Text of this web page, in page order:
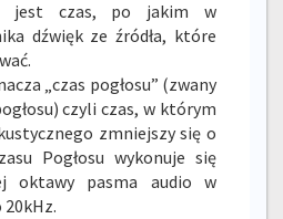
jest czas, po jakim w
dźwięk ze źródła, które
„czas pogłosu” (zwany
czyli czas, w którym
zmniejszy się o
Pogłosu wykonuje się
oktawy pasma audio w
20kHz.